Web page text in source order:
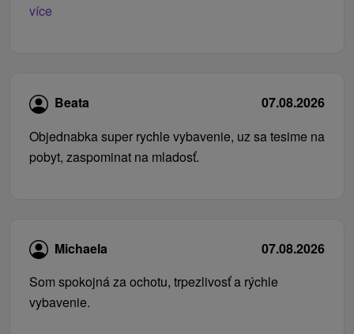
více
Beata
07.08.2026
Objednabka super rychle vybavenie, uz sa tesime na
pobyt, zaspominat na mladosť.
Michaela
07.08.2026
Som spokojná za ochotu, trpezlivosť a rýchle
vybavenie.